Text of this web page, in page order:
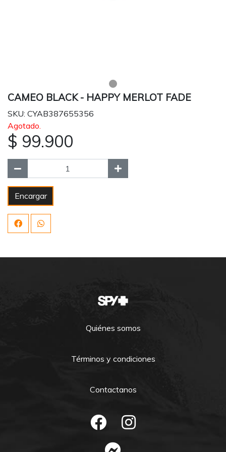
CAMEO BLACK - HAPPY MERLOT FADE
SKU: CYAB387655356
Agotado.
$ 99.900
Encargar
Quiénes somos
Términos y condiciones
Contactanos